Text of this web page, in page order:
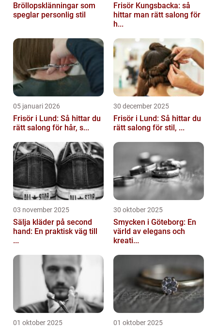
Bröllopsklänningar som
speglar personlig stil
Frisör Kungsbacka: så
hittar man rätt salong för
h...
05 januari 2026
Frisör i Lund: Så hittar du
rätt salong för hår, s...
30 december 2025
Frisör i Lund: Så hittar du
rätt salong för stil, ...
03 november 2025
Sälja kläder på second
hand: En praktisk väg till
...
30 oktober 2025
Smycken i Göteborg: En
värld av elegans och
kreati...
01 oktober 2025 01 oktober 2025